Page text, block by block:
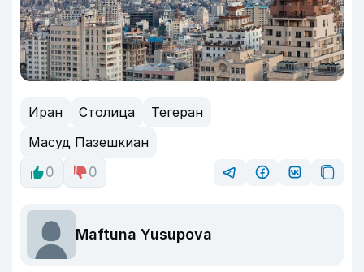
Иран Столица
Тегеран
Масуд Пазешкиан
0
0
Maftuna Yusupova